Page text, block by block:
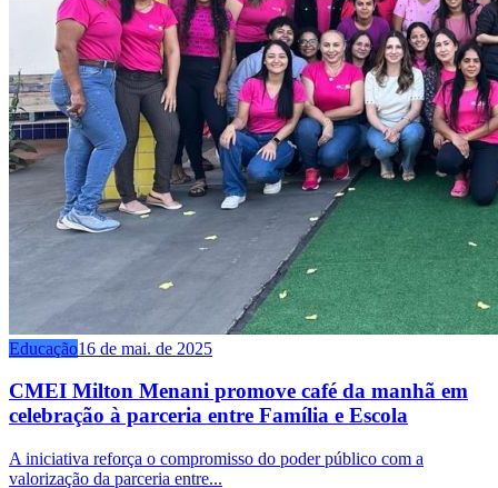
Educação16 de mai. de 2025
CMEI Milton Menani promove café da manhã em
celebração à parceria entre Família e Escola
A iniciativa reforça o compromisso do poder público com a
valorização da parceria entre...